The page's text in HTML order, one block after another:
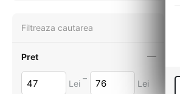
Filtreaza cautarea
Pret
Lei – Lei